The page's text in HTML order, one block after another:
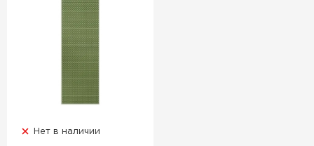
Нет в наличии